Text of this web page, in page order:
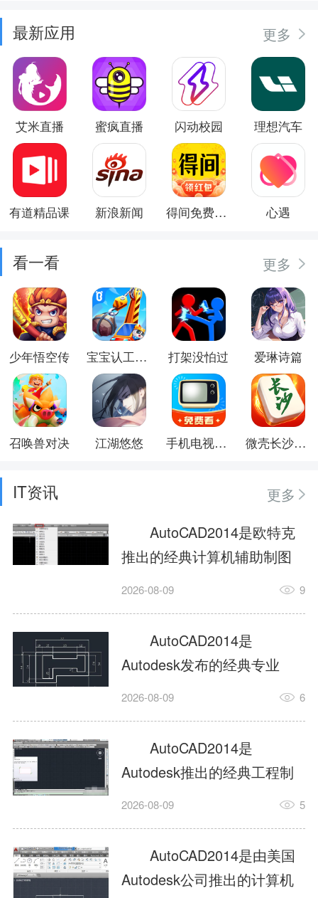
最新应用 更多
艾米直播 蜜疯直播 闪动校园 理想汽车
有道精品课 新浪新闻 得间免费小说 心遇
看一看 更多
少年悟空传 宝宝认工程车 打架没怕过 爱琳诗篇
召唤兽对决 江湖悠悠 手机电视高清直播 微壳长沙麻将
IT资讯
更多
AutoCAD2014是欧特克
推出的经典计算机辅助制图
工具，主打稳定2D施工图绘
行业工程设计。版本新增图
纸标签页、实景地理地图、
协同设计交流模块，优化命
令行智能纠错与图层批量管
理，支持Win8触屏操作、点
云扫描数据导入，兼容各类
DWG图纸格式，文件互通...
2026-08-09 9
AutoCAD2014是
Autodesk发布的经典专业
CAD制图设计软件，是工程
绘图工具。软件专注精准二
维绘图、图纸编辑、参数化
设计及基础三维建模，广泛
应用于建筑设计、机械制
造、土木工程、室内设计等
多个行业。软件优化绘图流
畅度与文件兼容性，支持参
2026-08-09 6
AutoCAD2014是
Autodesk推出的经典工程制
图设计软件，主打高效精准
建模作业，适配建筑、机
械、市政、室内设计等多行
业场景。软件优化运行机制
2026-08-09 5
AutoCAD2014是由美国
Autodesk公司推出的计算机